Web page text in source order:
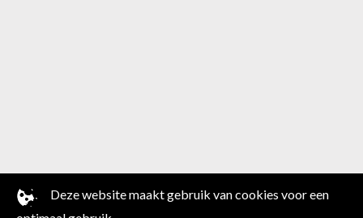
Deze website maakt gebruik van cookies voor een